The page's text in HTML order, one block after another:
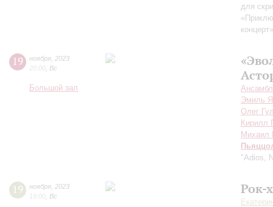
для
19 ноября 2023
20:00 Вс
Большой зал
Эмиль
Олег
Кирилл
Михаил
"Adios,
19 ноября 2023
19:00 Вс Рок-